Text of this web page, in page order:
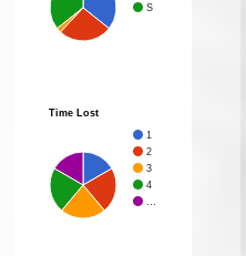
S
Time Lost
1
2
3
4